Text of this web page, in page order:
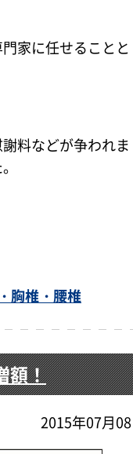
家に任せることと
料などが争われ
胸椎・腰椎
額！
2015年07月